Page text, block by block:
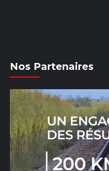
Nos Partenaires